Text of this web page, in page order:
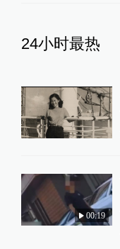
24小时最热
00:19